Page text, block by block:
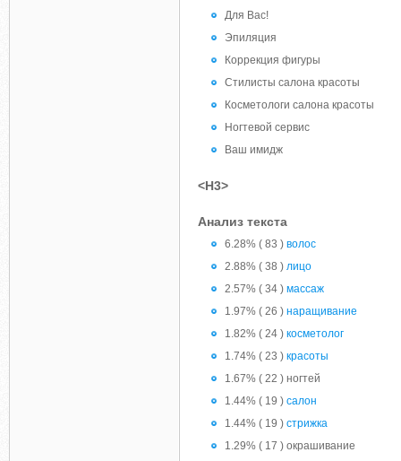
Для Вас!
Эпиляция
Коррекция фигуры
Стилисты салона красоты
Косметологи салона красоты
Ногтевой сервис
Ваш имидж
<H3>
Анализ текста
6.28% ( 83 ) волос
2.88% ( 38 ) лицо
2.57% ( 34 ) массаж
1.97% ( 26 ) наращивание
1.82% ( 24 ) косметолог
1.74% ( 23 ) красоты
1.67% ( 22 ) ногтей
1.44% ( 19 ) салон
1.44% ( 19 ) стрижка
1.29% ( 17 ) окрашивание